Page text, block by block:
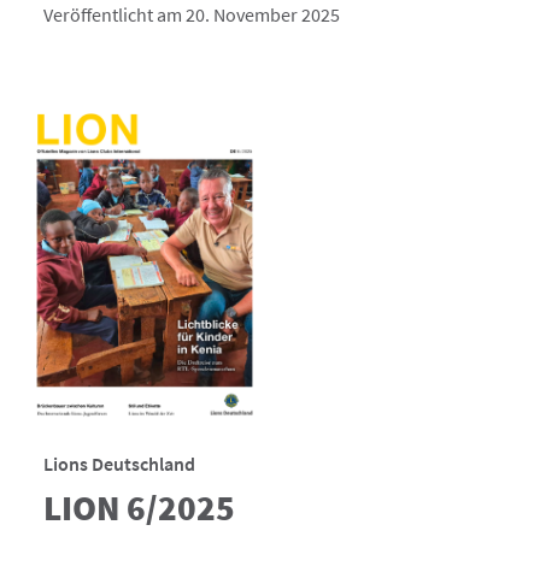
Veröffentlicht am 20. November 2025
Lions Deutschland
LION 6/2025